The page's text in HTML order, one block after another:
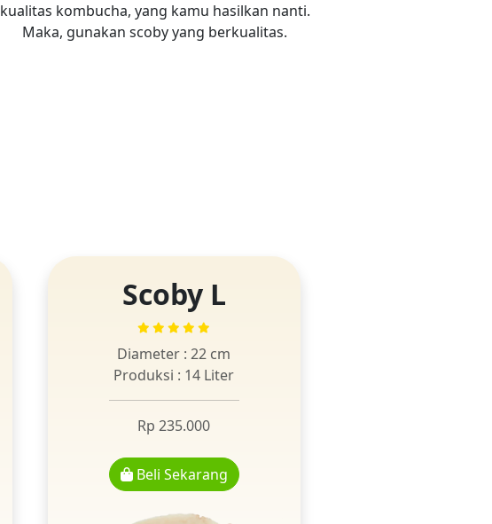
kualitas kombucha, yang kamu hasilkan nanti.
Maka, gunakan scoby yang berkualitas.
Scoby L
Diameter : 22 cm
Produksi : 14 Liter
Rp 235.000
Beli Sekarang